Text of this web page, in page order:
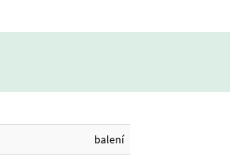
balení